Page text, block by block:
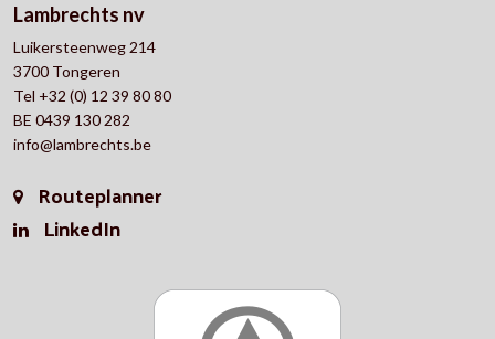
Lambrechts nv
Luikersteenweg 214
3700 Tongeren
Tel +32 (0) 12 39 80 80
BE 0439 130 282
info@lambrechts.be
Routeplanner
LinkedIn